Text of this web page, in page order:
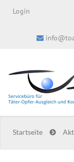
Login
Startseite